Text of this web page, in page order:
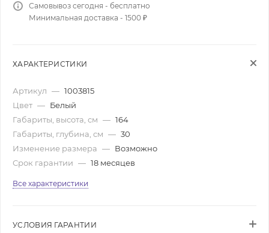
Самовывоз сегодня - бесплатно
Минимальная доставка - 1500 ₽
ХАРАКТЕРИСТИКИ
Артикул — 1003815
Цвет — Белый
Габариты, высота, см — 164
Габариты, глубина, см — 30
Изменение размера — Возможно
Срок гарантии — 18 месяцев
Все характеристики
УСЛОВИЯ ГАРАНТИИ